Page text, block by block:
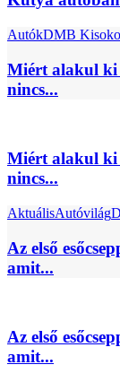
AutókDMB
Miért alakul ki
nincs...
Miért alakul ki
nincs...
AktuálisAutóvilág
Az első
amit...
Az első
amit...